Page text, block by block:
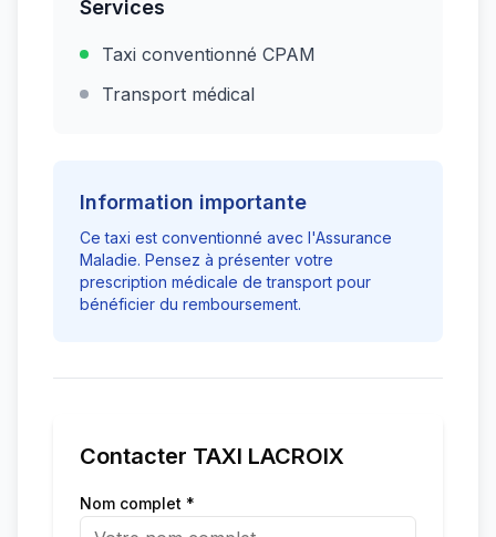
Services
Taxi conventionné CPAM
Transport médical
Information importante
Ce taxi est conventionné avec l'Assurance
Maladie. Pensez à présenter votre
prescription médicale de transport pour
bénéficier du remboursement.
Contacter TAXI LACROIX
Nom complet *